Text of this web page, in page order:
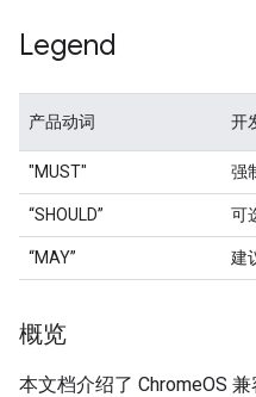
Legend
产品动词 开
"MUST" 强
“SHOULD” 可
“MAY” 建
概览
本文档介绍了 ChromeOS